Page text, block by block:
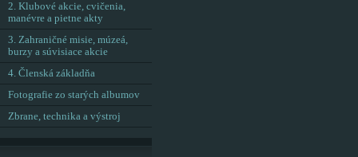
2. Klubové akcie, cvičenia,
manévre a pietne akty
3. Zahraničné misie, múzeá,
burzy a súvisiace akcie
4. Členská základňa
Fotografie zo starých albumov
Zbrane, technika a výstroj